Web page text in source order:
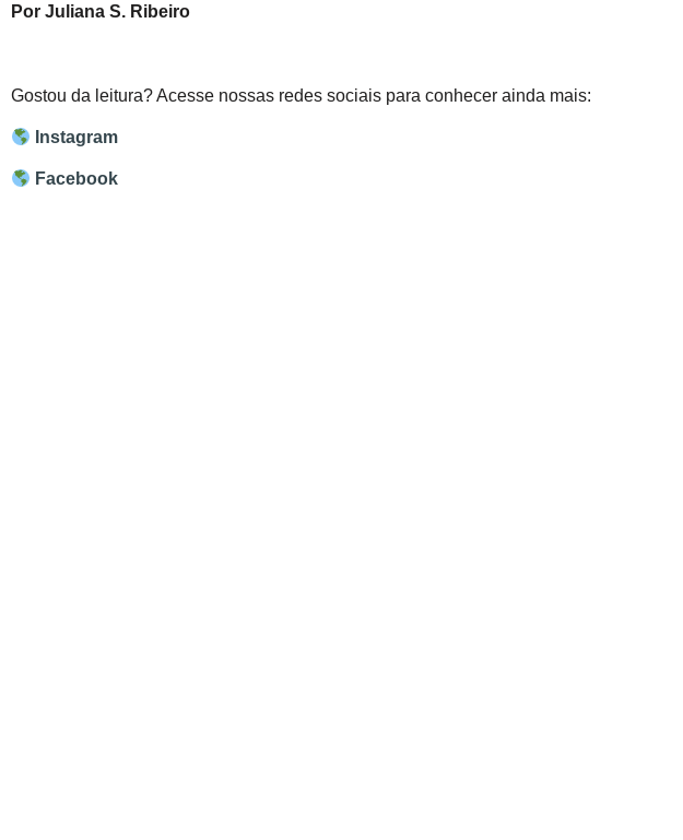
Por Juliana S. Ribeiro
Gostou da leitura? Acesse nossas redes sociais para conhecer ainda mais:
Instagram
Facebook